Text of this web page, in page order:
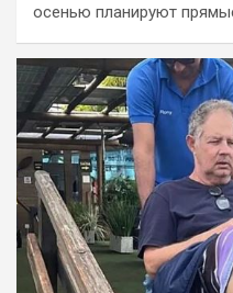
осенью планируют